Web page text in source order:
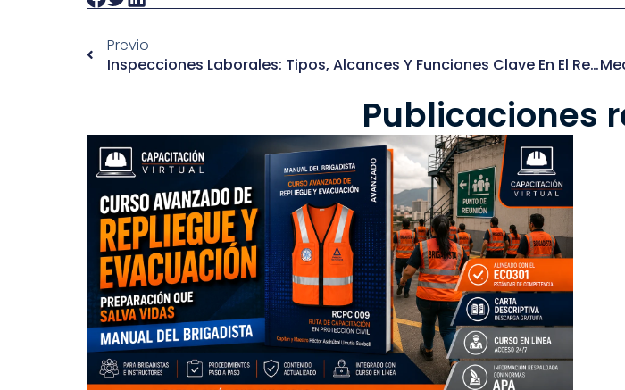
Previo
Inspecciones Laborales: Tipos, Alcances Y Funciones Clave En El Reglamento De Inspección
Publicaciones